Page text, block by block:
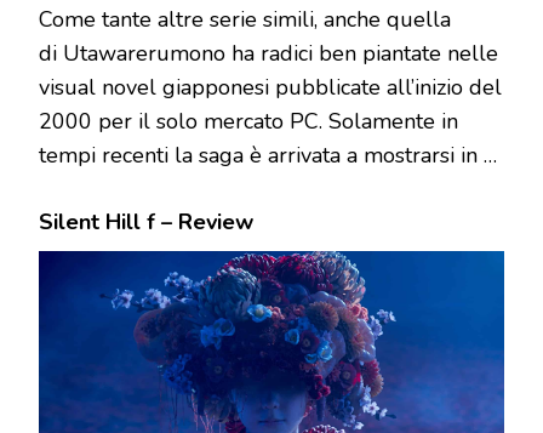
Come tante altre serie simili, anche quella
di Utawarerumono ha radici ben piantate nelle
visual novel giapponesi pubblicate all’inizio del
2000 per il solo mercato PC. Solamente in
tempi recenti la saga è arrivata a mostrarsi in …
Silent Hill f – Review